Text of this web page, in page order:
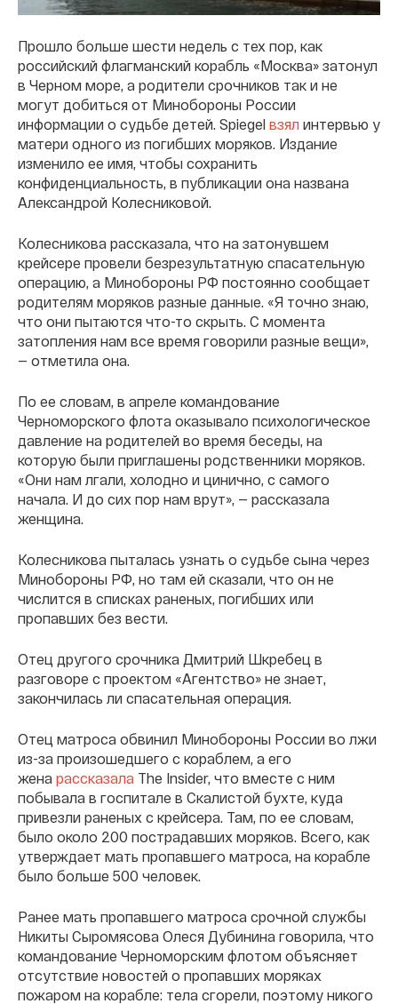
Прошло больше шести недель с тех пор, как
российский флагманский корабль «Москва» затонул
в Черном море, а родители срочников так и не
могут добиться от Минобороны России
информации о судьбе детей. Spiegel взял интервью у
матери одного из погибших моряков. Издание
изменило ее имя, чтобы сохранить
конфиденциальность, в публикации она названа
Александрой Колесниковой.
Колесникова рассказала, что на затонувшем
крейсере провели безрезультатную спасательную
операцию, а Минобороны РФ постоянно сообщает
родителям моряков разные данные. «Я точно знаю,
что они пытаются что-то скрыть. С момента
затопления нам все время говорили разные вещи»,
— отметила она.
По ее словам, в апреле командование
Черноморского флота оказывало психологическое
давление на родителей во время беседы, на
которую были приглашены родственники моряков.
«Они нам лгали, холодно и цинично, с самого
начала. И до сих пор нам врут», — рассказала
женщина.
Колесникова пыталась узнать о судьбе сына через
Минобороны РФ, но там ей сказали, что он не
числится в списках раненых, погибших или
пропавших без вести.
Отец другого срочника Дмитрий Шкребец в
разговоре с проектом «Агентство» не знает,
закончилась ли спасательная операция.
Отец матроса обвинил Минобороны России во лжи
из-за произошедшего с кораблем, а его
жена рассказала The Insider, что вместе с ним
побывала в госпитале в Скалистой бухте, куда
привезли раненых с крейсера. Там, по ее словам,
было около 200 пострадавших моряков. Всего, как
утверждает мать пропавшего матроса, на корабле
было больше 500 человек.
Ранее мать пропавшего матроса срочной службы
Никиты Сыромясова Олеся Дубинина говорила, что
командование Черноморским флотом объясняет
отсутствие новостей о пропавших моряках
пожаром на корабле: тела сгорели, поэтому никого